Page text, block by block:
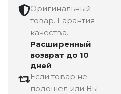
Оригинальный
товар. Гарантия
качества.
Расширенный
возврат до 10
дней
Если товар не
подошел или Вы